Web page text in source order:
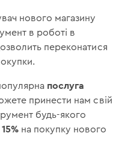
нового магазину
в роботі в
переконатися
послуга
принести нам свій
будь-якого
на покупку нового